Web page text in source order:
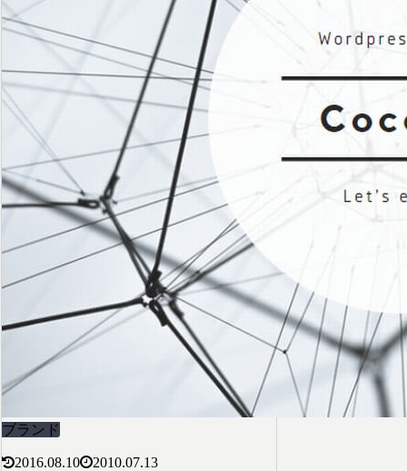
ブランド
2016.08.10 2010.07.13